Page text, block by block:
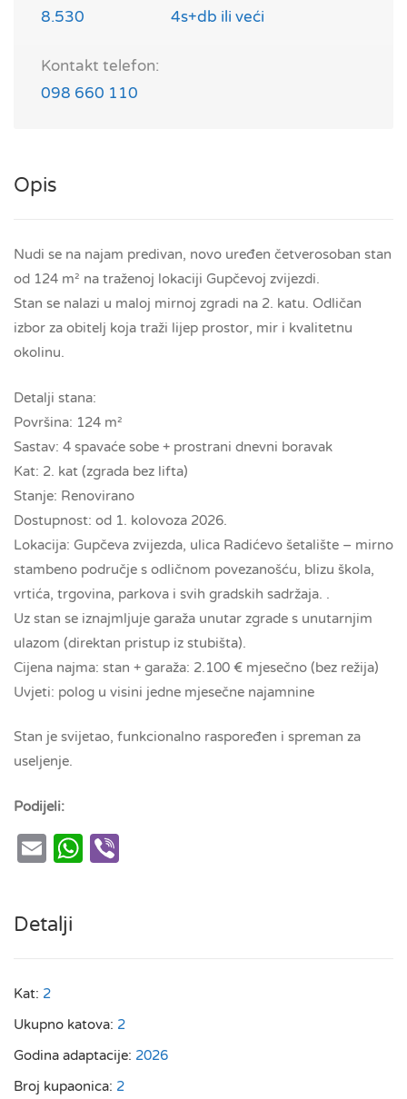
8.530
4s+db ili veći
Kontakt telefon:
098 660 110
Opis
Nudi se na najam predivan, novo uređen četverosoban stan
od 124 m² na traženoj lokaciji Gupčevoj zvijezdi.
Stan se nalazi u maloj mirnoj zgradi na 2. katu. Odličan
izbor za obitelj koja traži lijep prostor, mir i kvalitetnu
okolinu.
Detalji stana:
Površina: 124 m²
Sastav: 4 spavaće sobe + prostrani dnevni boravak
Kat: 2. kat (zgrada bez lifta)
Stanje: Renovirano
Dostupnost: od 1. kolovoza 2026.
Lokacija: Gupčeva zvijezda, ulica Radićevo šetalište – mirno
stambeno područje s odličnom povezanošću, blizu škola,
vrtića, trgovina, parkova i svih gradskih sadržaja. .
Uz stan se iznajmljuje garaža unutar zgrade s unutarnjim
ulazom (direktan pristup iz stubišta).
Cijena najma: stan + garaža: 2.100 € mjesečno (bez režija)
Uvjeti: polog u visini jedne mjesečne najamnine
Stan je svijetao, funkcionalno raspoređen i spreman za
useljenje.
Podijeli:
EmailWhatsApp
Detalji
Kat: 2
Ukupno katova: 2
Godina adaptacije: 2026
Broj kupaonica: 2